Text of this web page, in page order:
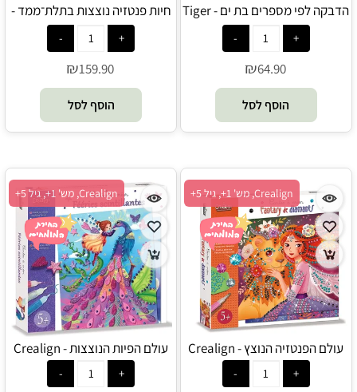
הדבקה לפי מספרים בת ים - Tiger
₪64.90
הוסף לסל
חיות פנטזיה נוצצות בתלת־ממד -
Crealign
₪159.90
הוסף לסל
Crealign, מש' 1+, גיל 5+
עולם הפנטזיה הנוצץ - Crealign
Crealign, מש' 1+, גיל 5+
עולם הפיות הנוצצות - Crealign